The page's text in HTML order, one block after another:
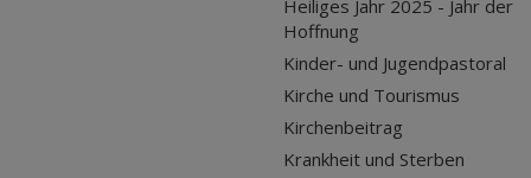
Heiliges Jahr 2025 - Jahr der
Hoffnung
Kinder- und Jugendpastoral
Kirche und Tourismus
Kirchenbeitrag
Krankheit und Sterben